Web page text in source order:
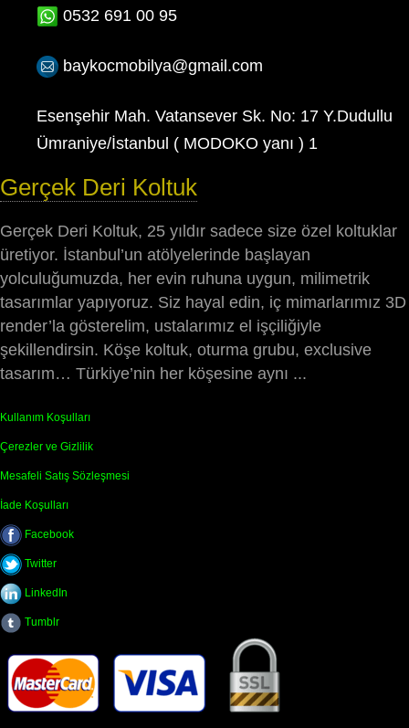
0532 691 00 95
baykocmobilya@gmail.com
Esenşehir Mah. Vatansever Sk. No: 17 Y.Dudullu
Ümraniye/İstanbul ( MODOKO yanı ) 1
Gerçek Deri Koltuk
Gerçek Deri Koltuk, 25 yıldır sadece size özel koltuklar
üretiyor. İstanbul’un atölyelerinde başlayan
yolculuğumuzda, her evin ruhuna uygun, milimetrik
tasarımlar yapıyoruz. Siz hayal edin, iç mimarlarımız 3D
render’la gösterelim, ustalarımız el işçiliğiyle
şekillendirsin. Köşe koltuk, oturma grubu, exclusive
tasarım… Türkiye’nin her köşesine aynı ...
Kullanım Koşulları
Çerezler ve Gizlilik
Mesafeli Satış Sözleşmesi
İade Koşulları
Facebook
Twitter
LinkedIn
Tumblr